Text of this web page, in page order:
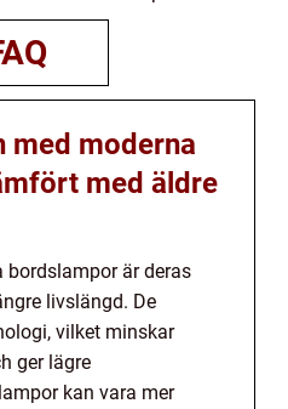
med moderna
med äldre
bordslampor är deras
livslängd. De
vilket minskar
ger lägre
kan vara mer